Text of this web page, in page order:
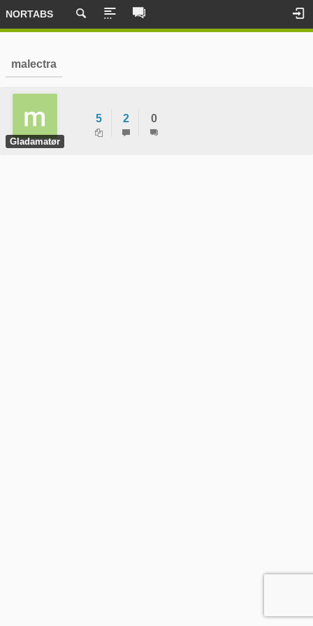
NORTABS
malectra
Gladamatør
5 2 0